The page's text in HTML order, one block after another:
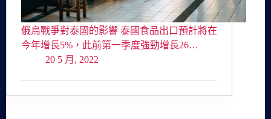
俄烏戰爭對泰國的影響 泰國食品出口預計將在
今年增長5%，此前第一季度強勁增長26…
20 5 月, 2022